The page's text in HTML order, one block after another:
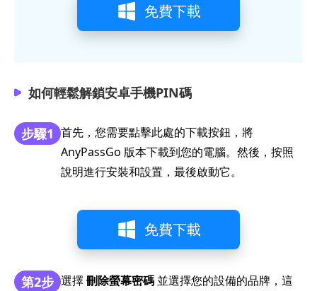
免費下載
如何輕鬆解鎖安卓手機PIN碼
步驟1 首先，您需要點擊此處的下載按鈕，將
AnyPassGo 版本下載到您的電腦。然後，按照
說明進行安裝和設置，最後啟動它。
免費下載
第2步 選擇刪除螢幕密碼 並選擇您的設備的品牌，這